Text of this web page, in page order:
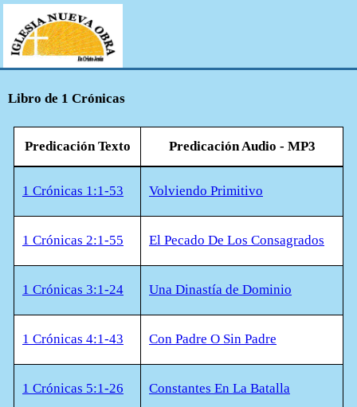
Libro de 1 Crónicas
Predicación Texto Predicación Audio - MP3
1 Crónicas 1:1-53 Volviendo Primitivo
1 Crónicas 2:1-55 El Pecado De Los Consagrados
1 Crónicas 3:1-24 Una Dinastía de Dominio
1 Crónicas 4:1-43 Con Padre O Sin Padre
1 Crónicas 5:1-26 Constantes En La Batalla